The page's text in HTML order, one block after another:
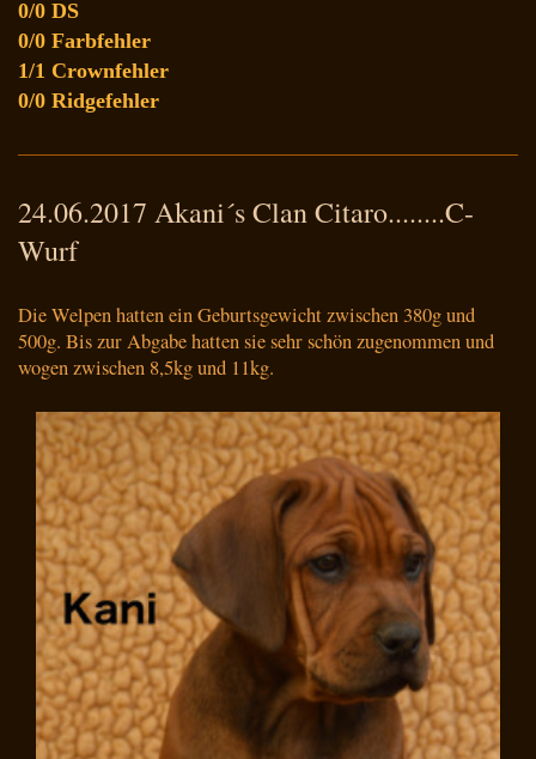
0/0 DS
0/0 Farbfehler
1/1 Crownfehler
0/0 Ridgefehler
24.06.2017 Akani´s Clan Citaro........C-
Wurf
Die Welpen hatten ein Geburtsgewicht zwischen 380g und
500g. Bis zur Abgabe hatten sie sehr schön zugenommen und
wogen zwischen 8,5kg und 11kg.